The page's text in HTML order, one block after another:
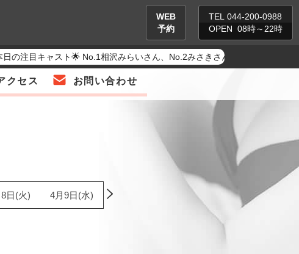
TEL 044-200-0988
OPEN 08時～22時
WEB
予約
の注目キャスト🌟 No.1相沢みらいさん、No.2みさきさん、No.3綾瀬さん
クセス お問い合わせ
日(火) 4月9日(水)